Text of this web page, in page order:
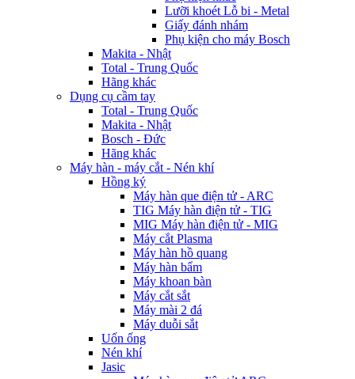
Lưỡi khoét Lỗ bi - Metal
Giấy đánh nhám
Phụ kiện cho máy Bosch
Makita - Nhật
Total - Trung Quốc
Hãng khác
Dụng cụ cầm tay
Total - Trung Quốc
Makita - Nhật
Bosch - Đức
Hãng khác
Máy hàn - máy cắt - Nén khí
Hồng ký
Máy hàn que điện tử - ARC
TIG Máy hàn điện tử - TIG
MIG Máy hàn điện tử - MIG
Máy cắt Plasma
Máy hàn hồ quang
Máy hàn bẩm
Máy khoan bàn
Máy cắt sắt
Máy mài 2 đá
Máy duỗi sắt
Uốn ống
Nén khí
Jasic